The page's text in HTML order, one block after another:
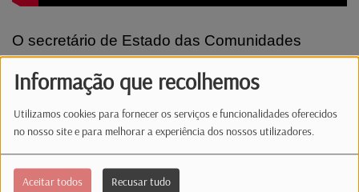
Informação que recolhemos
Utilizamos cookies para fornecer os serviços e funcionalidades oferecidos
no nosso site e para melhorar a experiência dos nossos utilizadores.
Aceitar todos Recusar tudo
O secretário de Estado das Comunidades
Portuguesas, Emídio Sousa, passou parte da
semana no Luxemburgo, para um primeiro
contacto com os portugueses que moram no
Grão-Ducado desde a sua tomada de posse em